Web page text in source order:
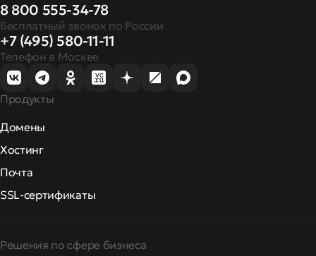
8 800 555-34-78
Бесплатный звонок по России
+7 (495) 580-11-11
Телефон в Москве
Продукты
Домены
Хостинг
Почта
SSL-сертификаты
Решения по сфере бизнеса